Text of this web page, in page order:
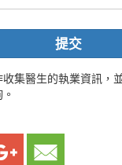
提交
集醫生的執業資訊，